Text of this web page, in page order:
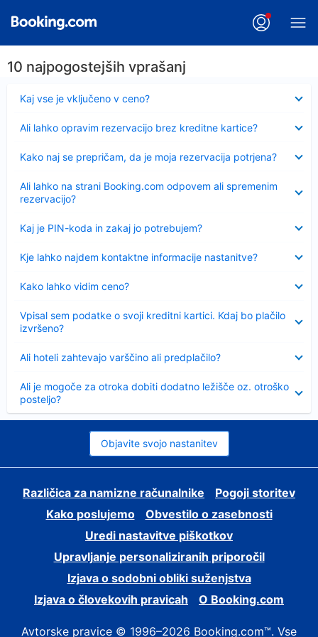
10 najpogostejših vprašanj
Kaj vse je vključeno v ceno?
Ali lahko opravim rezervacijo brez kreditne kartice?
Kako naj se prepričam, da je moja rezervacija potrjena?
Ali lahko na strani Booking.com odpovem ali spremenim
rezervacijo?
Kaj je PIN-koda in zakaj jo potrebujem?
Kje lahko najdem kontaktne informacije nastanitve?
Kako lahko vidim ceno?
Vpisal sem podatke o svoji kreditni kartici. Kdaj bo plačilo
izvršeno?
Ali hoteli zahtevajo varščino ali predplačilo?
Ali je mogoče za otroka dobiti dodatno ležišče oz. otroško
posteljo?
Objavite svojo nastanitev
Različica za namizne računalnike
Pogoji storitev
Kako poslujemo
Obvestilo o zasebnosti
Uredi nastavitve piškotkov
Upravljanje personaliziranih priporočil
Izjava o sodobni obliki suženjstva
Izjava o človekovih pravicah
O Booking.com
Avtorske pravice © 1996–2026 Booking.com™. Vse